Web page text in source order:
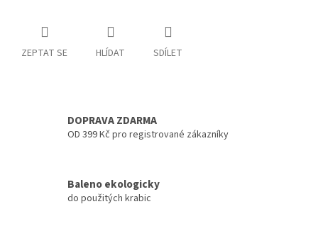
ZEPTAT SE HLÍDAT SDÍLET
DOPRAVA ZDARMA
OD 399 Kč pro registrované zákazníky
Baleno ekologicky
do použitých krabic